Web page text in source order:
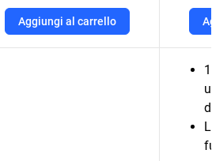
Aggiungi al carrello